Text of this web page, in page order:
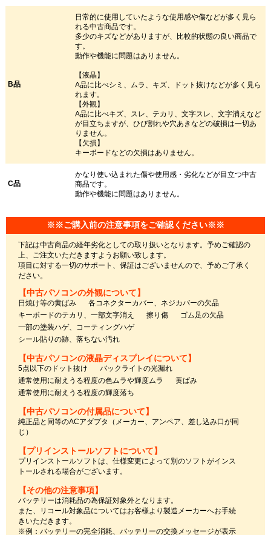
B品
日常的に使用していたような使用感や傷などが多く見ら
れる中古商品です。
多少のキズなどがありますが、比較的状態の良い商品で
す。
動作や機能に問題はありません。
【液晶】
A品に比べシミ、ムラ、キズ、ドット抜けなどが多く見ら
れます。
【外観】
A品に比べキズ、スレ、テカリ、文字スレ、文字消えなど
が目立ちますが、ひび割れや穴あきなどの破損は一切あ
りません。
【欠損】
キーボードなどの欠損はありません。
C品
かなり使い込まれた傷や使用感・劣化などが目立つ中古
商品です。
動作や機能に問題はありません。
※※ご購入前の注意事項をご確認ください※※
下記は中古商品の経年劣化としての取り扱いとなります。予めご確認の
上、ご注文いただきますようお願い致します。
項目に対する一切のサポート、保証はございませんので、予めご了承く
ださい。
【中古パソコンの外観について】
日焼け等の黄ばみ
各コネクターカバー、ネジカバーの欠品
キーボードのテカリ、一部文字消え
擦り傷
ゴム足の欠品
一部の塗装ハゲ、コーティングハゲ
シール貼りの跡、落ちない汚れ
【中古パソコンの液晶ディスプレイについて】
5点以下のドット抜け
バックライトの光漏れ
通常使用に耐えうる程度の色ムラや輝度ムラ
黄ばみ
通常使用に耐えうる程度の輝度落ち
【中古パソコンの付属品について】
純正品と同等のACアダプタ（メーカー、アンペア、差し込み口が同
じ）
【プリインストールソフトについて】
プリインストールソフトは、仕様変更によって別のソフトがインス
トールされる場合がございます。
【その他の注意事項】
バッテリーは消耗品の為保証対象外となります。
また、リコール対象品についてはお客様より製造メーカーへお手続
きいただきます。
※例：バッテリーの完全消耗、バッテリーの交換メッセージが表示